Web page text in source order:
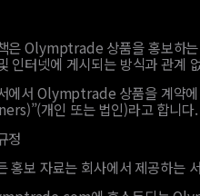
은 Olymptrade 상품을 홍보하는
인터넷에 게시되는 방식과 관계
에서 Olymptrade 상품을 계약에
개인 또는 법인)라고 합니
정
홍보 자료는 회사에서 제공하는